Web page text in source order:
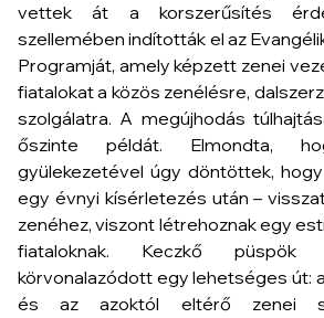
vettek át a korszerűsítés
szellemében indították el az
Programját, amely képzett zenei
fiatalokat a közös zenélésre,
szolgálatra. A megújhodás
őszinte példát. Elmondta,
gyülekezetével úgy döntöttek,
egy évnyi kísérletezés után –
zenéhez, viszont létrehoznak egy
fiataloknak. Keczkő püspök
körvonalazódott egy lehetséges út:
és az azoktól eltérő zenei